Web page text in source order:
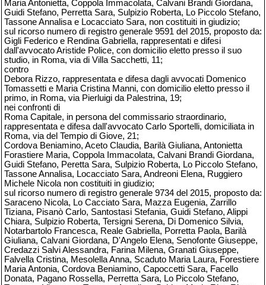
Maria Antonietta, Coppola Immacolata, Calvani Brandi Giordana,
Guidi Stefano, Perretta Sara, Sulpizio Roberta, Lo Piccolo Stefano,
Tassone Annalisa e Locacciato Sara, non costituiti in giudizio;
sul ricorso numero di registro generale 9591 del 2015, proposto da:
Gigli Federico e Rendina Gabriella, rappresentati e difesi
dall'avvocato Aristide Police, con domicilio eletto presso il suo
studio, in Roma, via di Villa Sacchetti, 11;
contro
Debora Rizzo, rappresentata e difesa dagli avvocati Domenico
Tomassetti e Maria Cristina Manni, con domicilio eletto presso il
primo, in Roma, via Pierluigi da Palestrina, 19;
nei confronti di
Roma Capitale, in persona del commissario straordinario,
rappresentata e difesa dall'avvocato Carlo Sportelli, domiciliata in
Roma, via del Tempio di Giove, 21;
Cordova Beniamino, Aceto Claudia, Barilà Giuliana, Antonietta
Forastiere Maria, Coppola Immacolata, Calvani Brandi Giordana,
Guidi Stefano, Peretta Sara, Sulpizio Roberta, Lo Piccolo Stefano,
Tassone Annalisa, Locacciato Sara, Andreoni Elena, Ruggiero
Michele Nicola non costituiti in giudizio;
sul ricorso numero di registro generale 9734 del 2015, proposto da:
Saraceno Nicola, Lo Cacciato Sara, Mazza Eugenia, Zarrillo
Tiziana, Pisanò Carlo, Santostasi Stefania, Guidi Stefano, Alippi
Chiara, Sulpizio Roberta, Tersigni Serena, Di Domenico Silvia,
Notarbartolo Francesca, Reale Gabriella, Porretta Paola, Barilà
Giuliana, Calvani Giordana, D'Angelo Elena, Senofonte Giuseppe,
Credazzi Salvi Alessandra, Farina Milena, Granati Giuseppe,
Falvella Cristina, Mesolella Anna, Scaduto Maria Laura, Forestiere
Maria Antonia, Cordova Beniamino, Capoccetti Sara, Facello
Donata, Pagano Rossella, Perretta Sara, Lo Piccolo Stefano,